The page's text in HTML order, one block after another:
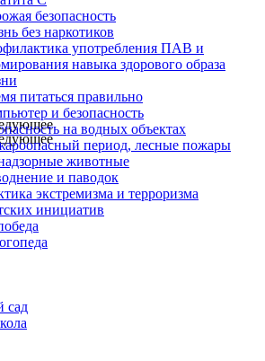
безопасность
без наркотиков
употребления ПАВ и
навыка здорового образа
питаться правильно
и безопасность
на водных объектах
период, лесные пожары
животные
и паводок
экстремизма и терроризма
инициатив
сад